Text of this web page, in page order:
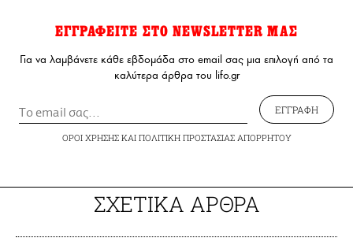
ΕΓΓΡΑΦΕΙΤΕ ΣΤΟ NEWSLETTER ΜΑΣ
Για να λαμβάνετε κάθε εβδομάδα στο email σας μια επιλογή από τα
καλύτερα άρθρα του lifo.gr
ΕΓΓΡΑΦΗ
ΟΡΟΙ ΧΡΗΣΗΣΚΑΙ ΠΟΛΙΤΙΚΗ ΠΡΟΣΤΑΣΙΑΣ ΑΠΟΡΡΗΤΟΥ
ΣΧΕΤΙΚΑ ΑΡΘΡΑ